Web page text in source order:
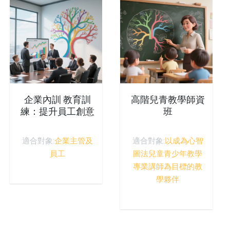
企業內訓 教育訓
練：提升員工創意
力
適合對象:企業主管及
員工
高階兒青教學師資
班
適合對象:以成為心智
圖法兒童青少年教學
專業講師為目標的教
學夥伴